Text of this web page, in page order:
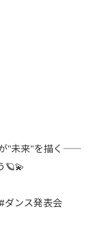
来”を描く――
🪐💫
ダンス発表会